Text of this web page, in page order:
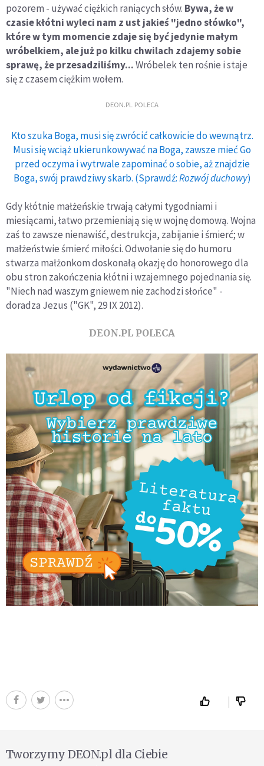
pozorem - używać ciężkich raniących słów. Bywa, że w
czasie kłótni wyleci nam z ust jakieś "jedno słówko",
które w tym momencie zdaje się być jedynie małym
wróbelkiem, ale już po kilku chwilach zdajemy sobie
sprawę, że przesadziliśmy...Wróbelek ten rośnie i staje
się z czasem ciężkim wołem.
DEON.PL POLECA
Kto szuka Boga, musi się zwrócić całkowicie do wewnątrz.
Musi się wciąż ukierunkowywać na Boga, zawsze mieć Go
przed oczyma i wytrwale zapominać o sobie, aż znajdzie
Boga, swój prawdziwy skarb. (Sprawdź:Rozwój duchowy)
Gdy kłótnie małżeńskie trwają całymi tygodniami i
miesiącami, łatwo przemieniają się w wojnę domową. Wojna
zaś to zawsze nienawiść, destrukcja, zabijanie i śmierć; w
małżeństwie śmierć miłości. Odwołanie się do humoru
stwarza małżonkom doskonałą okazję do honorowego dla
obu stron zakończenia kłótni i wzajemnego pojednania się.
"Niech nad waszym gniewem nie zachodzi słońce" -
doradza Jezus ("GK", 29 IX 2012).
DEON.PL POLECA
Tworzymy DEON.pl dla Ciebie